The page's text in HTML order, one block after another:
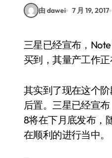
由 dawei 7 月 19, 2017
三星已经宣布，Note 8将在下月底发布，随后产业链给出的时间是8月23日发布，9月初大家就能
买到，其量产工作正
其实到了现在这个
后置。三星已经宣
8将在下月底发布，
在顺利的进行当中。